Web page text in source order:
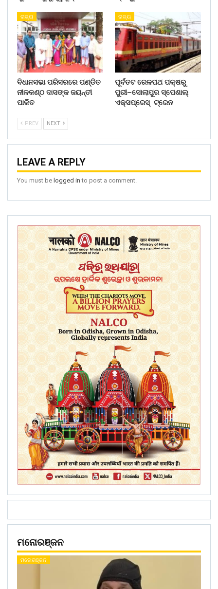
ରାଜ୍ୟ
ବିଧାନସଭା ପରିସରରେ ପଣ୍ଡିତ
ନୀଳକଣ୍ଠ ଦାସଙ୍କ ଜୟନ୍ତୀ
ପାଳିତ
ରାଜ୍ୟ
ପୂର୍ବତଟ ରେଳପଥ ପକ୍ଷରୁ
ପୁରୀ–ସୋଲାପୁର ସ୍ପେଶାଲ୍
ଏକ୍ସପ୍ରେସ୍ ଟ୍ରେନ
PREV NEXT
LEAVE A REPLY
You must be logged in to post a comment.
ମନୋରଞ୍ଜନ
ମନୋରଞ୍ଜନ